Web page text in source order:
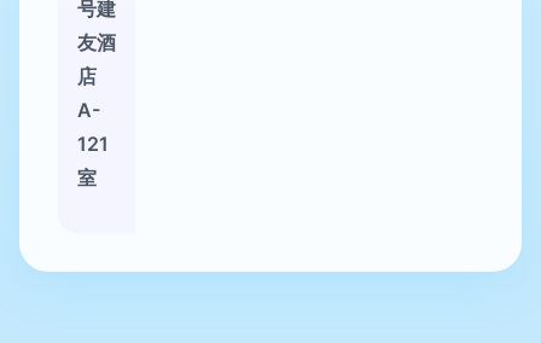
号建
友酒
店
A-
121
室